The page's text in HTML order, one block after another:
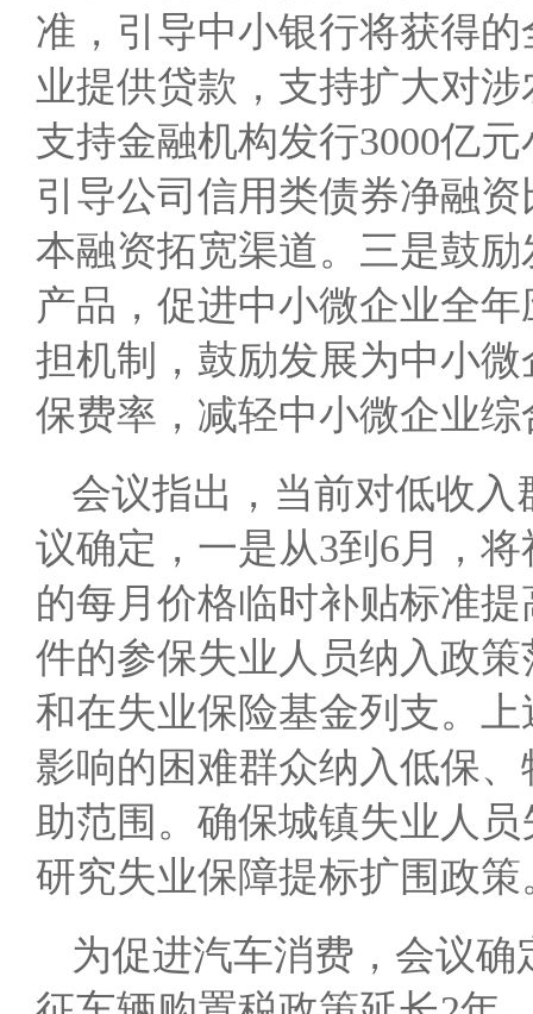
准，引导中小银行将获得
业提供贷款，支持扩大对
支持金融机构发行3000亿
引导公司信用类债券净融
本融资拓宽渠道。三是鼓
产品，促进中小微企业全
担机制，鼓励发展为中小
保费率，减轻中小微企业
会议指出，当前对低收
议确定，一是从3到6月，
的每月价格临时补贴标准
件的参保失业人员纳入政
和在失业保险基金列支。
影响的困难群众纳入低保
助范围。确保城镇失业人
研究失业保障提标扩围政策
为促进汽车消费，会议